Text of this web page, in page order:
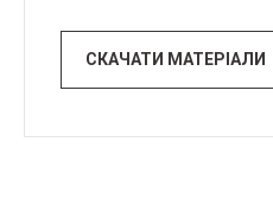
СКАЧАТИ МАТЕРІАЛИ